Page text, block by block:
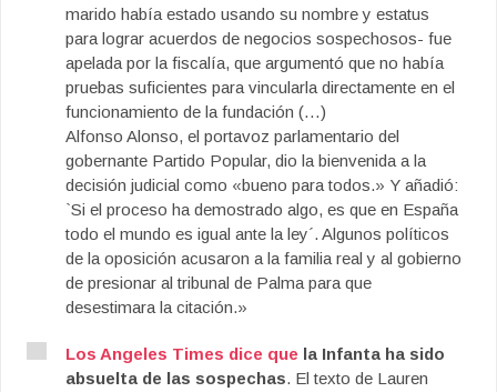
marido había estado usando su nombre y estatus
para lograr acuerdos de negocios sospechosos- fue
apelada por la fiscalía, que argumentó que no había
pruebas suficientes para vincularla directamente en el
funcionamiento de la fundación (…)
Alfonso Alonso, el portavoz parlamentario del
gobernante Partido Popular, dio la bienvenida a la
decisión judicial como «bueno para todos.» Y añadió:
`Si el proceso ha demostrado algo, es que en España
todo el mundo es igual ante la ley´. Algunos políticos
de la oposición acusaron a la familia real y al gobierno
de presionar al tribunal de Palma para que
desestimara la citación.»
Los Angeles Times dice que la Infanta ha sido
absuelta de las sospechas. El texto de Lauren